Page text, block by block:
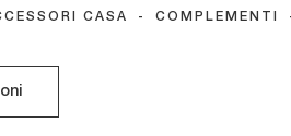
CASA - COMPLEMENTI